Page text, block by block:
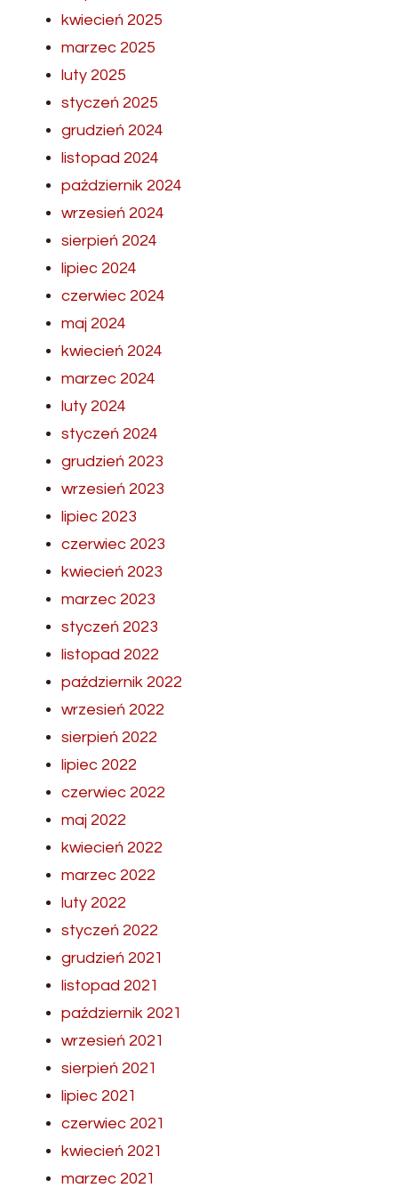
kwiecień 2025
marzec 2025
luty 2025
styczeń 2025
grudzień 2024
listopad 2024
październik 2024
wrzesień 2024
sierpień 2024
lipiec 2024
czerwiec 2024
maj 2024
kwiecień 2024
marzec 2024
luty 2024
styczeń 2024
grudzień 2023
wrzesień 2023
lipiec 2023
czerwiec 2023
kwiecień 2023
marzec 2023
styczeń 2023
listopad 2022
październik 2022
wrzesień 2022
sierpień 2022
lipiec 2022
czerwiec 2022
maj 2022
kwiecień 2022
marzec 2022
luty 2022
styczeń 2022
grudzień 2021
listopad 2021
październik 2021
wrzesień 2021
sierpień 2021
lipiec 2021
czerwiec 2021
kwiecień 2021
marzec 2021